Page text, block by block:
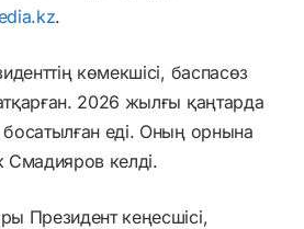
.
көмекшісі, баспасөз
2026 жылғы қаңтарда
еді. Оның орнына
Смадияров келді.
Президент кеңесшісі,